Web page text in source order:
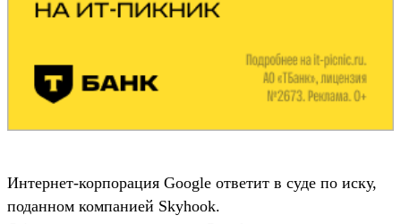
Интернет-корпорация Google ответит в суде по иску,
поданном компанией Skyhook.